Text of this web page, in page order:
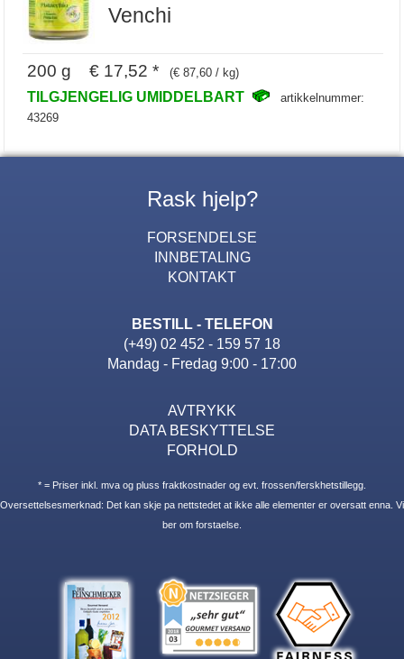
Venchi
200 g € 17,52 * (€ 87,60 / kg)
TILGJENGELIG UMIDDELBART
artikkelnummer:
43269
Rask hjelp?
FORSENDELSE
INNBETALING
KONTAKT
BESTILL - TELEFON
(+49) 02 452 - 159 57 18
Mandag - Fredag 9:00 - 17:00
AVTRYKK
DATA BESKYTTELSE
FORHOLD
* = Priser inkl. mva og pluss fraktkostnader og evt. frossen/ferskhetstillegg.
Oversettelsesmerknad: Det kan skje pa nettstedet at ikke alle elementer er oversatt enna. Vi
ber om forstaelse.